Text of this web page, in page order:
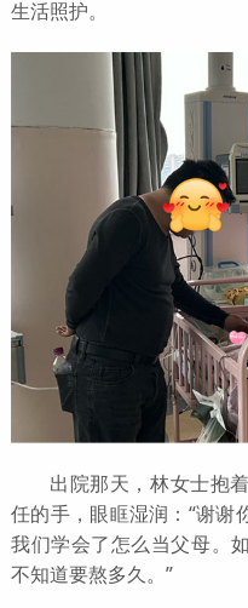
生活照护。
出院那天，林女士抱
任的手，眼眶湿润：“谢谢
我们学会了怎么当父母。
不知道要熬多久。”